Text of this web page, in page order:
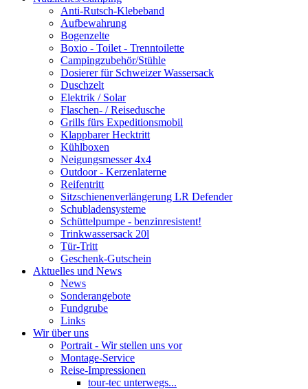
Anti-Rutsch-Klebeband
Aufbewahrung
Bogenzelte
Boxio - Toilet - Trenntoilette
Campingzubehör/Stühle
Dosierer für Schweizer Wassersack
Duschzelt
Elektrik / Solar
Flaschen- / Reisedusche
Grills fürs Expeditionsmobil
Klappbarer Hecktritt
Kühlboxen
Neigungsmesser 4x4
Outdoor - Kerzenlaterne
Reifentritt
Sitzschienenverlängerung LR Defender
Schubladensysteme
Schüttelpumpe - benzinresistent!
Trinkwassersack 20l
Tür-Tritt
Geschenk-Gutschein
Aktuelles und News
News
Sonderangebote
Fundgrube
Links
Wir über uns
Portrait - Wir stellen uns vor
Montage-Service
Reise-Impressionen
tour-tec unterwegs...